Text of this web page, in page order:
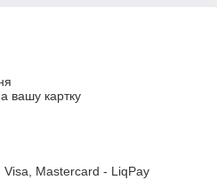
вашу картку
Mastercard - LiqPay